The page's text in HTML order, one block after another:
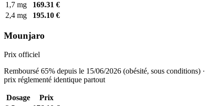
1,7 mg
169.31 €
2,4 mg
195.10 €
Mounjaro
Prix officiel
Remboursé 65% depuis le 15/06/2026 (obésité, sous conditions) ·
prix réglementé identique partout
Dosage
Prix